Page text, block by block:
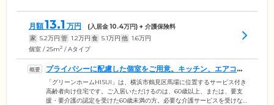
月額13.1 万円 (入居金10.4万円) + 介護保険料
家 5.2万円 管 1.2万円 食 5.1万円 他 1.6万円
個室 / 25m2 / Aタイプ
プライバシーに配慮した個室をご用意。キッチン、エアコン
を備えています
「グリーンホームHISUI」は、横浜市鶴見区馬場に位置するサービス付き
高齢者向け住宅です。ご入居いただけるのは、60歳以上、または、要支
援・要介護の認定を受けた60歳未満の方。必要な介護サービスを受けな